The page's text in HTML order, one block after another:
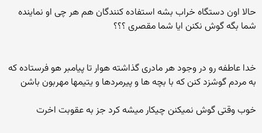
حالا اون دستگاه خراب بشه استفاده کنندگان هم هر چی او نماینده
شما بگه گوش نکنن ایا شما مقصری ؟؟؟
خدا عاطفه رو در وجود هر مادری گذاشته هوار تا پیامبر هو فرستاده که
به مردم گوشزد کنن که با بچه ها و پیرمردها و یتیمها مهربون باشن
خوب وقتی گوش نمیکنن چیکار میشه کرد جز به عقوبت اخرت